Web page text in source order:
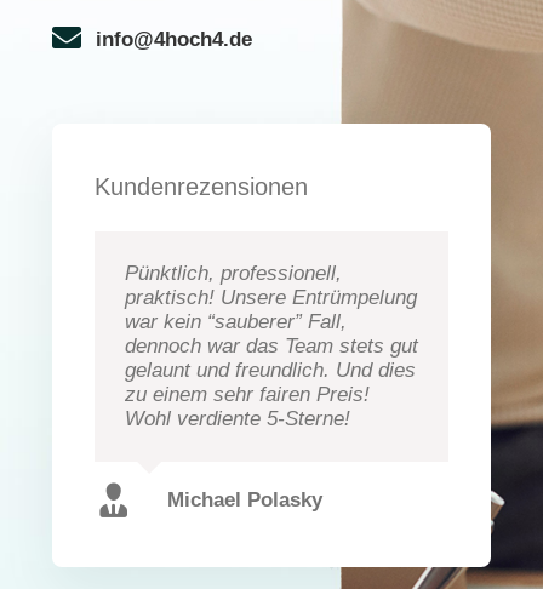
info@4hoch4.de
Kundenrezensionen
Pünktlich, professionell,
praktisch! Unsere Entrümpelung
war kein “sauberer” Fall,
dennoch war das Team stets gut
gelaunt und freundlich. Und dies
zu einem sehr fairen Preis!
Wohl verdiente 5-Sterne!
Michael Polasky